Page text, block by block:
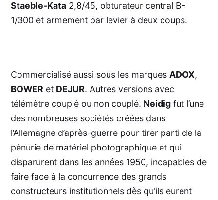
Staeble-Kata2,8/45, obturateur central B-
1/300 et armement par levier à deux coups.
Commercialisé aussi sous les marques ADOX,
BOWERet DEJUR. Autres versions avec
télémètre couplé ou non couplé. Neidigfut l’une
des nombreuses sociétés créées dans
l’Allemagne d’après-guerre pour tirer parti de la
pénurie de matériel photographique et qui
disparurent dans les années 1950, incapables de
faire face à la concurrence des grands
constructeurs institutionnels dès qu’ils eurent